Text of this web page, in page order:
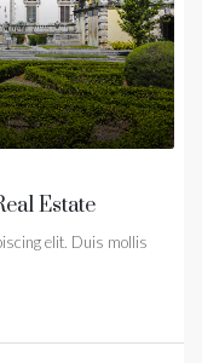
Estate
elit. Duis mollis